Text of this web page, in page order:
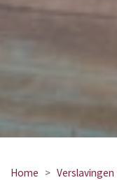
Home > Verslavingen